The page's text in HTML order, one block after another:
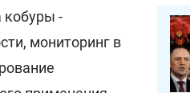
кобуры -
мониторинг в